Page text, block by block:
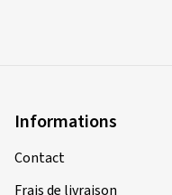
Informations
Contact
Frais de livraison